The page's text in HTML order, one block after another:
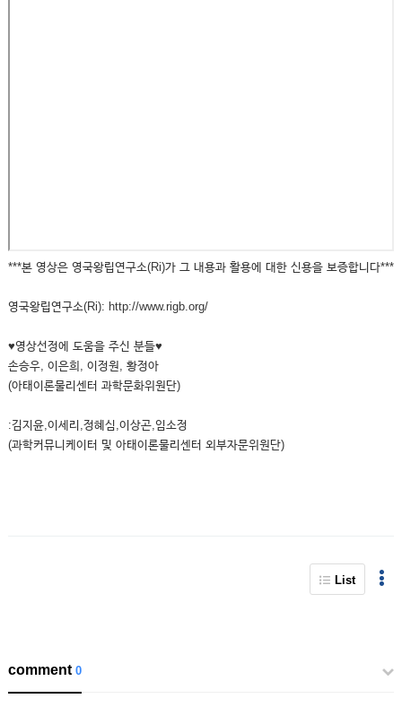
***본 영상은 영국왕립연구소(Ri)가 그 내용과 활용에 대한 신용을 보증합니다***
영국왕립연구소(Ri): http://www.rigb.org/
♥영상선정에 도움을 주신 분들♥
손승우, 이은희, 이정원, 황정아
(아태이론물리센터 과학문화위원단)
:김지윤,이세리,정혜심,이상곤,임소정
(과학커뮤니케이터 및 아태이론물리센터 외부자문위원단)
List
comment0